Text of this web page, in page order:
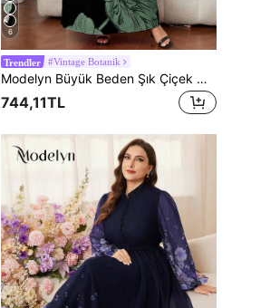
6
Trendler #Vintage Botanik
Modelyn Büyük Beden Şık Çiçek Desenli Arap Tarzı Elbise, Yaz
744,11TL